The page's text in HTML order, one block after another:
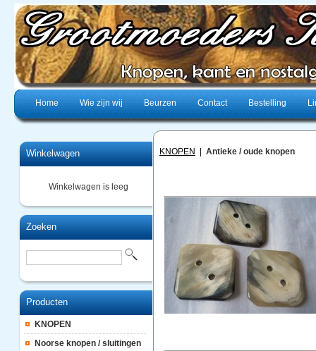
Home Wie zijn wij Beurzen Contact Bestelling
Winkelwagen
Winkelwagen is leeg
Zoeken
Producten
KNOPEN
Noorse knopen / sluitingen
KNOPEN Antieke / oude knopen